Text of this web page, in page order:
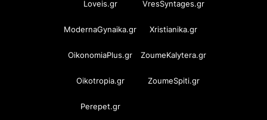
Loveis.gr VresSyntages.gr
ModernaGynaika.gr Xristianika.gr
OikonomiaPlus.gr ZoumeKalytera.gr
Oikotropia.gr ZoumeSpiti.gr
Perepet.gr